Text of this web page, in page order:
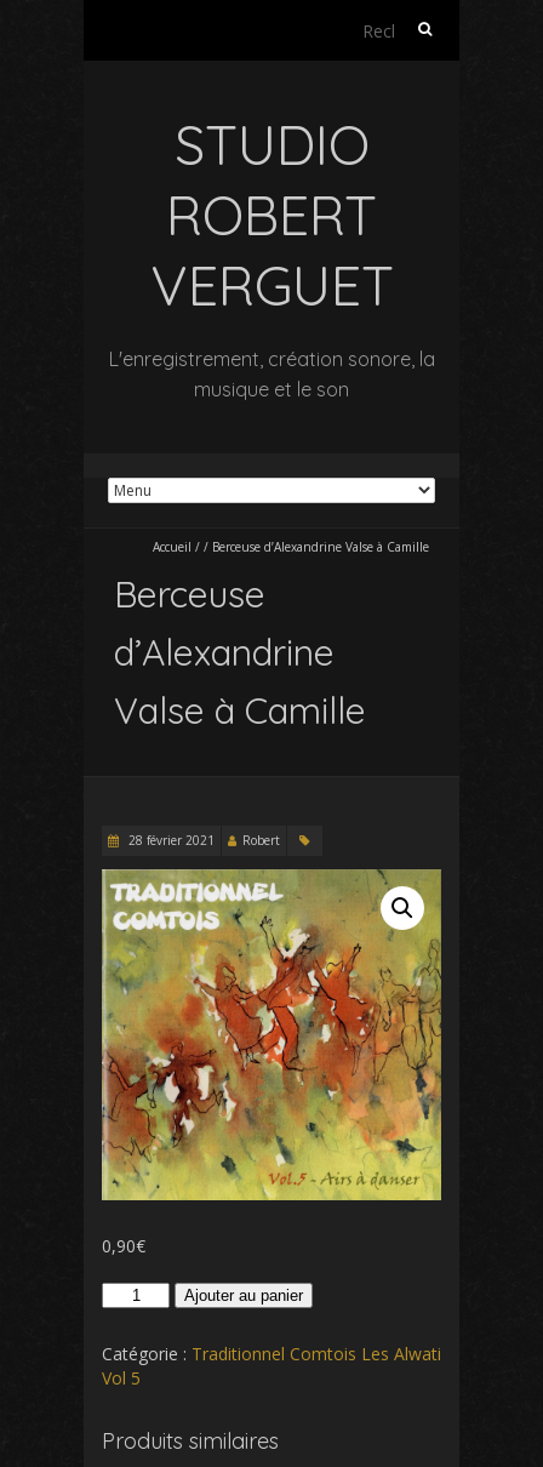
Rechercher :
STUDIO
ROBERT
VERGUET
L'enregistrement, création sonore, la
musique et le son
Accueil / / Berceuse d’Alexandrine Valse à Camille
Berceuse
d’Alexandrine
Valse à Camille
28 février 2021 Robert
0,90€
quantité
Berceuse
d'Alexandrine
Camille
Ajouter au panier
Catégorie : Traditionnel Comtois Les Alwati
Vol 5
Produits similaires